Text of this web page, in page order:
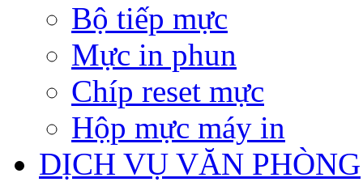
Bộ tiếp mực
Mực in phun
Chíp reset mực
Hộp mực máy in
DỊCH VỤ VĂN PHÒNG